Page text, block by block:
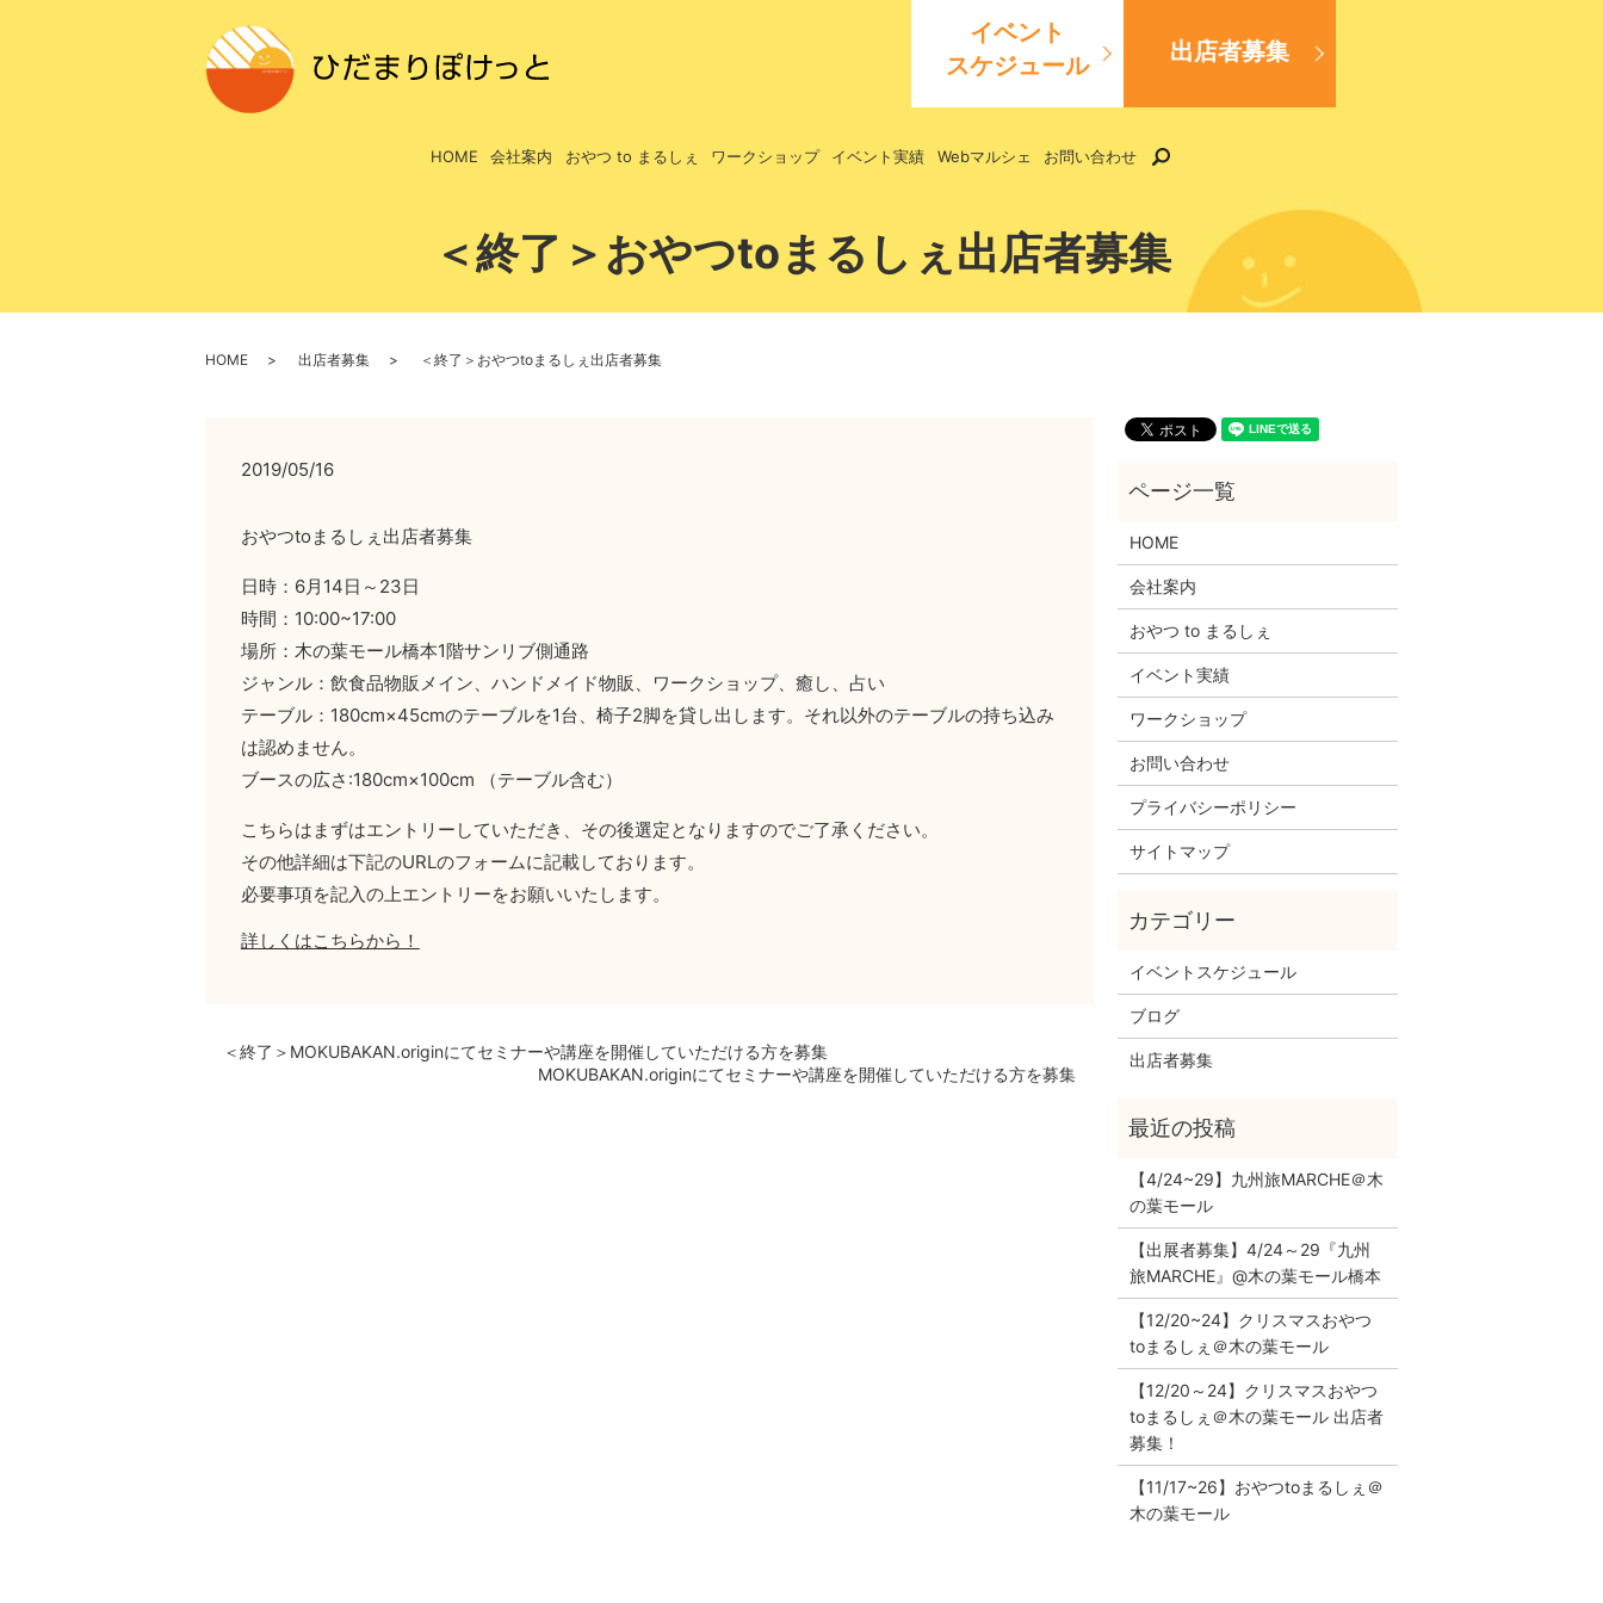
イベント
スケジュール
出店者募集
HOME 会社案内 おやつ to まるしぇ ワークショップ イベント実績 Webマルシェ お問い合わせ
＜終了＞おやつtoまるしぇ出店者募集
HOME 出店者募集 ＜終了＞おやつtoまるしぇ出店者募集
2019/05/16
おやつtoまるしぇ出店者募集
日時：6月14日～23日
時間：10:00~17:00
場所：木の葉モール橋本1階サンリブ側通路
ジャンル：飲食品物販メイン、ハンドメイド物販、ワークショップ、癒し、占い
テーブル：180cm×45cmのテーブルを1台、椅子2脚を貸し出します。それ以外のテーブルの持ち込み
は認めません。
ブースの広さ:180cm×100cm （テーブル含む）
こちらはまずはエントリーしていただき、その後選定となりますのでご了承ください。
その他詳細は下記のURLのフォームに記載しております。
必要事項を記入の上エントリーをお願いいたします。
詳しくはこちらから！
＜終了＞MOKUBAKAN.originにてセミナーや講座を開催していただける方を募集
MOKUBAKAN.originにてセミナーや講座を開催していただける方を募集
HOME
会社案内
おやつ to まるしぇ
イベント実績
ワークショップ
お問い合わせ
プライバシーポリシー
サイトマップ
イベントスケジュール
ブログ
出店者募集
【4/24~29】九州旅MARCHE＠木
の葉モール
【出展者募集】4/24～29『九州
旅MARCHE』@木の葉モール橋本
【12/20~24】クリスマスおやつ
toまるしぇ＠木の葉モール
【12/20～24】クリスマスおやつ
toまるしぇ＠木の葉モール 出店者
募集！
【11/17~26】おやつtoまるしぇ＠
木の葉モール